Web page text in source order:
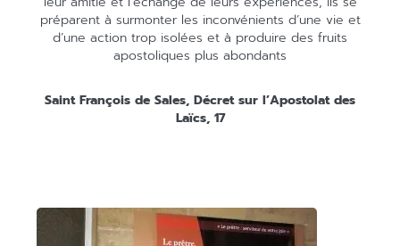
préparent à surmonter les inconvénients d’une vie et
d’une action trop isolées et à produire des fruits
apostoliques plus abondants
Saint François de Sales, Décret sur l’Apostolat des
Laïcs, 17